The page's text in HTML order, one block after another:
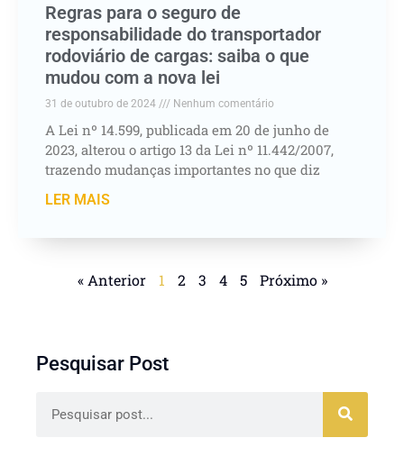
Regras para o seguro de
responsabilidade do transportador
rodoviário de cargas: saiba o que
mudou com a nova lei
31 de outubro de 2024 Nenhum comentário
A Lei nº 14.599, publicada em 20 de junho de
2023, alterou o artigo 13 da Lei nº 11.442/2007,
trazendo mudanças importantes no que diz
LER MAIS
« Anterior 1 2 3 4 5 Próximo »
Pesquisar Post